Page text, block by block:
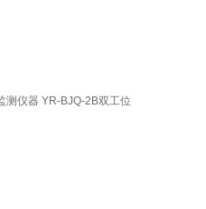
测仪器 YR-BJQ-2B双工位